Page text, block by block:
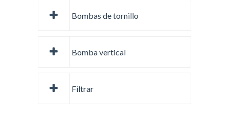
Bombas de tornillo
Bomba vertical
Filtrar